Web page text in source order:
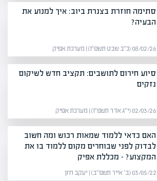
סתימה חוזרת בצנרת ביוב: איך למנוע את
הבעיה?
08/02/26 (כ״ב שבט תשפ״ו) | מערכת אפיק
סיוע חירום לתושבים: תקציב חדש לשיקום
נזקים
02/03/26 (י״ג אדר תשפ״ו) | מערכת אפיק
האם כדאי ללמוד שמאות רכוש ומה חשוב
לבדוק לפני שבוחרים מקום ללמוד בו את
המקצוע? – מכללת אפיק
03/05/22 (ב׳ אייר תשפ״ב) | יעקב חזן